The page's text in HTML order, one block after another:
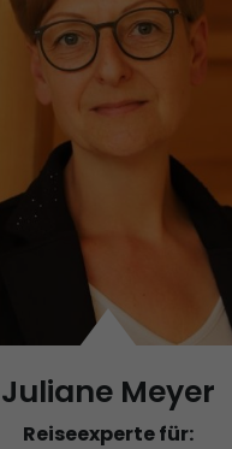
Juliane Meyer
Reiseexperte für: